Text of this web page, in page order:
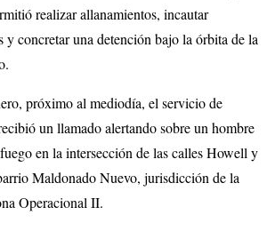
realizar allanamientos, incautar
y concretar una detención bajo la órbita de la
próximo al mediodía, el servicio de
un llamado alertando sobre un hombre
en la intersección de las calles Howell y
Maldonado Nuevo, jurisdicción de la
Operacional II.